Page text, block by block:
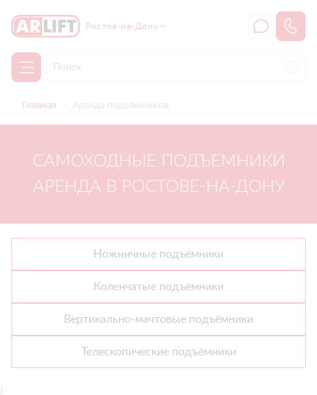
Ростов-на-Дону
Главная Аренда подъёмников
САМОХОДНЫЕ ПОДЪЕМНИКИ
АРЕНДА В РОСТОВЕ-НА-ДОНУ
Ножничные подъёмники
Коленчатые подъёмники
Вертикально-мачтовые подъёмники
Телескопические подъёмники